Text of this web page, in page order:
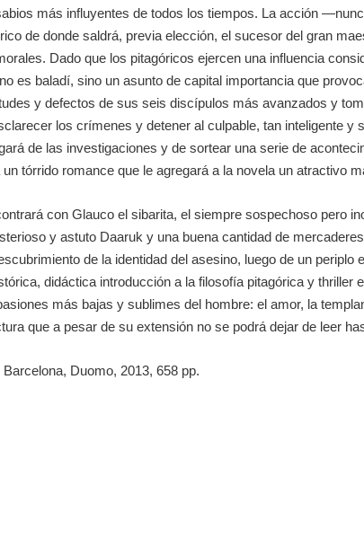
más influyentes de todos los tiempos. La acción
de donde saldrá, previa elección, el sucesor del gran
Dado que los pitagóricos ejercen una influencia
es baladí, sino un asunto de capital importancia que
y defectos de sus seis discípulos más avanzados y
los crímenes y detener al culpable, tan inteligente
de las investigaciones y de sortear una serie de
tórrido romance que le agregará a la novela un atractivo
con Glauco el sibarita, el siempre sospechoso pero
y astuto Daaruk y una buena cantidad de
de la identidad del asesino, luego de un
didáctica introducción a la filosofía pitagórica y thriller
más bajas y sublimes del hombre: el amor, la
que a pesar de su extensión no se podrá dejar de leer
Duomo, 2013, 658 pp.